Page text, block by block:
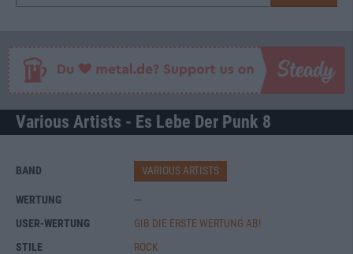
Various Artists - Es Lebe Der Punk 8
BAND VARIOUS ARTISTS
WERTUNG
—
USER-WERTUNG
GIB DIE ERSTE WERTUNG AB!
STILE
ROCK